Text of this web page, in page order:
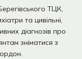
ТЦК,
та цивільні,
діагнозів про
зніматися з